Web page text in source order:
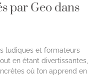
par Geo dans
ludiques et formateurs
en étant divertissantes,
où l’on apprend en